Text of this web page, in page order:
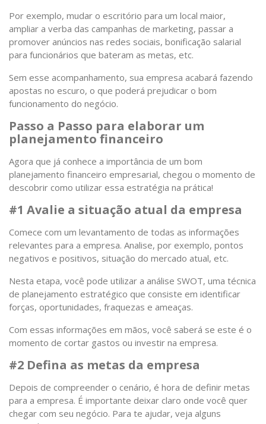
Por exemplo, mudar o escritório para um local maior,
ampliar a verba das campanhas de marketing, passar a
promover anúncios nas redes sociais, bonificação salarial
para funcionários que bateram as metas, etc.
Sem esse acompanhamento, sua empresa acabará fazendo
apostas no escuro, o que poderá prejudicar o bom
funcionamento do negócio.
Passo a Passo para elaborar um
planejamento financeiro
Agora que já conhece a importância de um bom
planejamento financeiro empresarial, chegou o momento de
descobrir como utilizar essa estratégia na prática!
#1 Avalie a situação atual da empresa
Comece com um levantamento de todas as informações
relevantes para a empresa. Analise, por exemplo, pontos
negativos e positivos, situação do mercado atual, etc.
Nesta etapa, você pode utilizar a análise SWOT, uma técnica
de planejamento estratégico que consiste em identificar
forças, oportunidades, fraquezas e ameaças.
Com essas informações em mãos, você saberá se este é o
momento de cortar gastos ou investir na empresa.
#2 Defina as metas da empresa
Depois de compreender o cenário, é hora de definir metas
para a empresa. É importante deixar claro onde você quer
chegar com seu negócio. Para te ajudar, veja alguns